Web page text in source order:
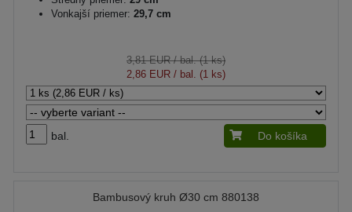
Vonkajší priemer: 29,7 cm
3,81 EUR/ bal. (1 ks)
2,86 EUR / bal. (1 ks)
bal. Do košíka
Bambusový kruh Ø30 cm 880138